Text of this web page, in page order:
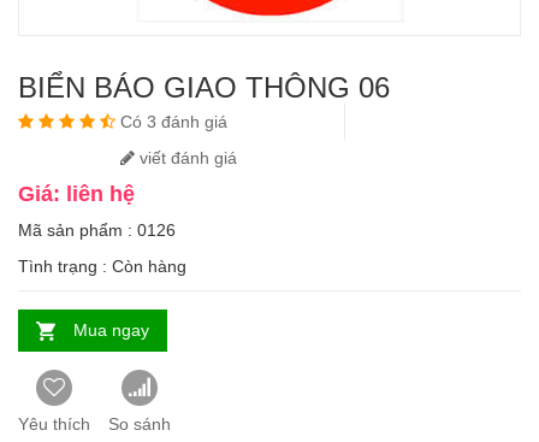
BIỂN BÁO GIAO THÔNG 06
Có 3 đánh giá
viết đánh giá
Giá: liên hệ
Mã sản phẩm : 0126
Tình trạng : Còn hàng
Mua ngay
Yêu thích So sánh